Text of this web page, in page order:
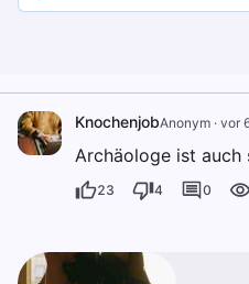
KnochenjobAnonym · vor
Archäologe ist auch
23 4 0